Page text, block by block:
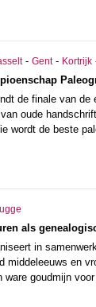
- Gent- Kortrijk
de finale van
oude
wordt de beste
als
in
middeleeuws en
goudmijn